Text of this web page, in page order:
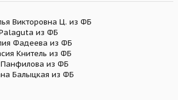
Викторовна Ц. из ФБ
из ФБ
Фадеева из ФБ
Книтель из ФБ
из ФБ
Балыцкая из ФБ